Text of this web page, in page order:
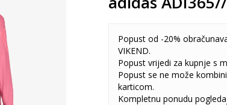
Popust od -20%
VIKEND.
Popust vrijedi za kupnje s
Popust se ne može
karticom.
Kompletnu ponudu